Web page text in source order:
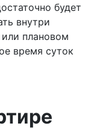
будет
внутри
плановом
время суток